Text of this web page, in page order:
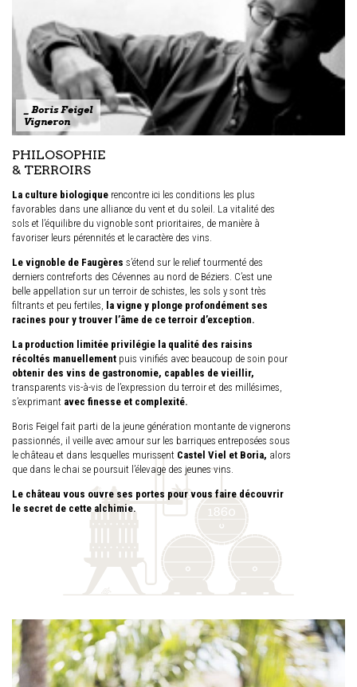
_ Boris Feigel
Vigneron
PHILOSOPHIE
& TERROIRS
La culture biologique rencontre ici les conditions les plus
favorables dans une alliance du vent et du soleil. La vitalité des
sols et l’équilibre du vignoble sont prioritaires, de manière à
favoriser leurs pérennités et le caractère des vins.
Le vignoble de Faugères s’étend sur le relief tourmenté des
derniers contreforts des Cévennes au nord de Béziers. C’est une
belle appellation sur un terroir de schistes, les sols y sont très
filtrants et peu fertiles,
la vigne y plonge profondément ses
racines pour y trouver l’âme de ce terroir d’exception.
La production limitée privilégie la qualité des raisins
récoltés manuellement puis vinifiés avec beaucoup de soin pour
obtenir des vins de gastronomie, capables de vieillir,
transparents vis-à-vis de l’expression du terroir et des millésimes,
s’exprimant avec finesse et complexité.
Boris Feigel fait parti de la jeune génération montante de vignerons
passionnés, il veille avec amour sur les barriques entreposées sous
le château et dans lesquelles murissent Castel Viel et Boria, alors
que dans le chai se poursuit l’élevage des jeunes vins.
Le château vous ouvre ses portes pour vous faire découvrir
le secret de cette alchimie.